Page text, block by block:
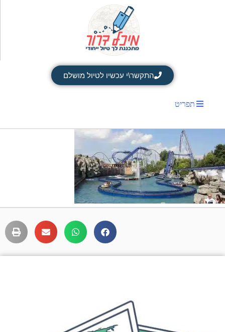
התקשר\י עכשיו לטיול מושלם
תפריט